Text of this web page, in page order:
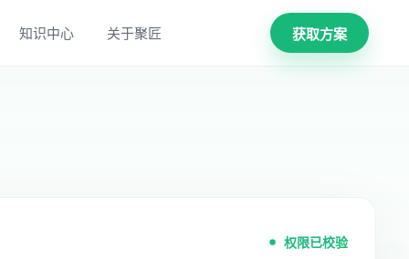
知识中心 关于聚匠 获取方案
权限已校验